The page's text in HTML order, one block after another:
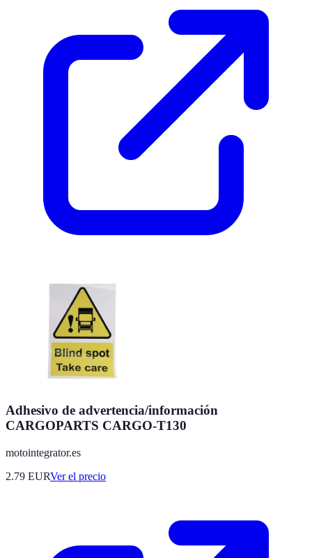
Adhesivo de advertencia/información
CARGOPARTS CARGO-T130
motointegrator.es
2.79 EURVer el precio